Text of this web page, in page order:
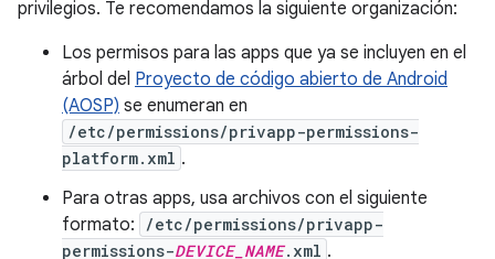
privilegios. Te recomendamos la siguiente organización:
Los permisos para las apps que ya se incluyen en el
árbol del Proyecto de código abierto de Android
(AOSP) se enumeran en
/etc/permissions/privapp-permissions-
platform.xml .
Para otras apps, usa archivos con el siguiente
formato:
/etc/permissions/privapp-
permissions-DEVICE_NAME.xml .